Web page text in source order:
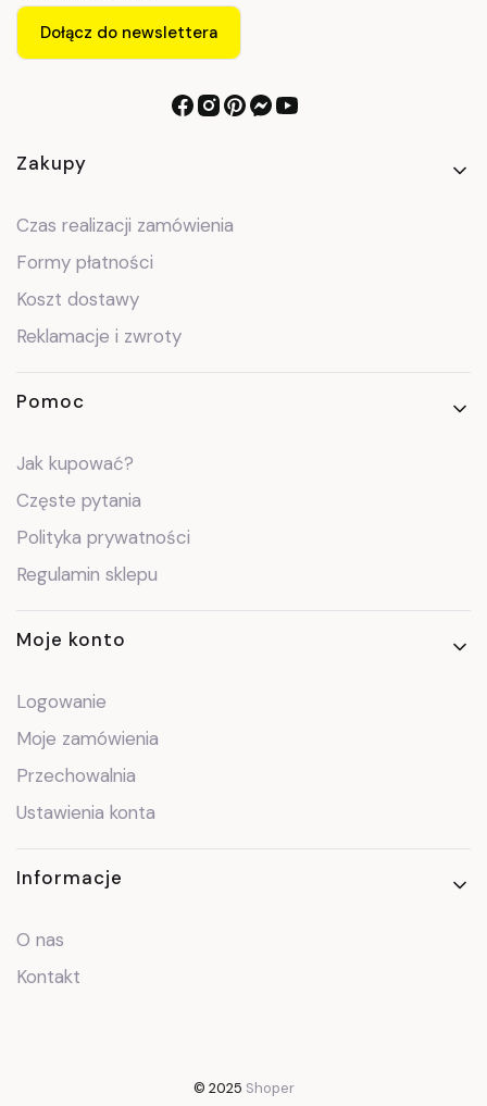
Dołącz do newslettera
Linki w stopce
Zakupy
Czas realizacji zamówienia
Formy płatności
Koszt dostawy
Reklamacje i zwroty
Pomoc
Jak kupować?
Częste pytania
Polityka prywatności
Regulamin sklepu
Moje konto
Logowanie
Moje zamówienia
Przechowalnia
Ustawienia konta
Informacje
O nas
Kontakt
© 2025 Shoper